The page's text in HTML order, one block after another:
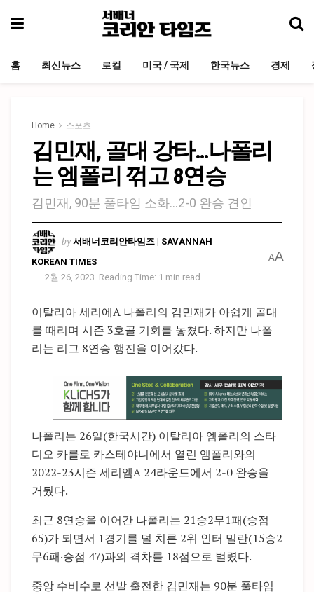
홈 최신뉴스 로컬 미국 / 국제 한국뉴스 경제
Home 스포츠
김민재, 골대 강타…나폴리
는 엠폴리 꺾고 8연승
김민재, 90분 풀타임 소화…2-0 완승 견인
by 서배너코리안타임즈 | SAVANNAH
KOREAN TIMES
2월 26, 2023 Reading Time: 1 min read
AA
이탈리아 세리에A 나폴리의 김민재가 아쉽게 골대
를 때리며 시즌 3호골 기회를 놓쳤다. 하지만 나폴
리는 리그 8연승 행진을 이어갔다.
나폴리는 26일(한국시간) 이탈리아 엠폴리의 스타
디오 카를로 카스테야니에서 열린 엠폴리와의
2022-23시즌 세리엠A 24라운드에서 2-0 완승을
거뒀다.
최근 8연승을 이어간 나폴리는 21승2무1패(승점
65)가 되면서 1경기를 덜 치른 2위 인터 밀란(15승2
무6패‧승점 47)과의 격차를 18점으로 벌렸다.
중앙 수비수로 선발 출전한 김민재는 90분 풀타임